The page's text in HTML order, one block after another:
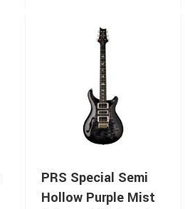
PRS Special Semi
Hollow Purple Mist